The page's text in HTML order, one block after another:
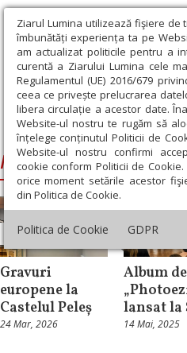
Ziarul Lumina utilizează fişiere
îmbunătăți experiența ta pe
am actualizat politicile pentru a
curentă a Ziarului Lumina cele
Regulamentul (UE) 2016/679
ceea ce privește prelucrarea
libera circulație a acestor date.
Website-ul nostru te rugăm să
înțelege conținutul Politicii de
Website-ul nostru confirmi
cookie conform Politicii de
orice moment setările acestor
din Politica de Cookie.
Politica de Cookie GDPR
Ziarul Lumina › Muzeul Naţional
Muzeul Naţional
Cultură
Gravuri
europene la
Castelul Peleș
24 Mar, 2026
Știri
Album de
lansat la
14 Mai, 2025